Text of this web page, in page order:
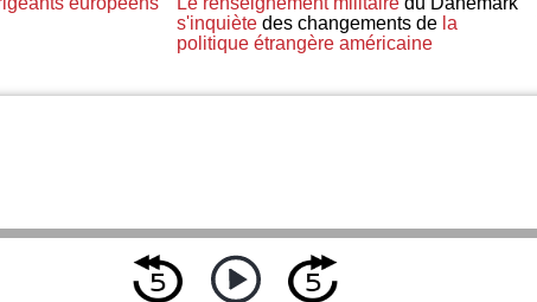
s'inquiètedes changements de la
politique étrangère américaine